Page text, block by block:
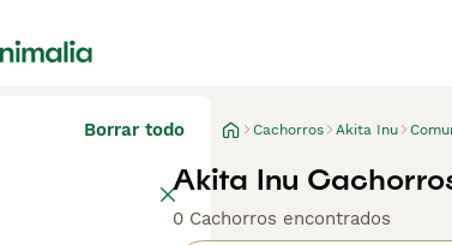
Borrar todo Cachorros Akita Inu
Akita Inu
0 Cachorros encontrados